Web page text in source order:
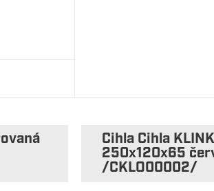
Cihla Cihla
250x120x65
/CKLO00002/